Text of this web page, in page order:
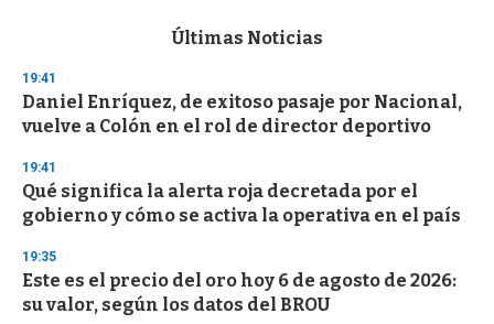
d
s
o
f
3
s
c
n
d
Últimas Noticias
19:41
Daniel Enríquez, de exitoso pasaje por Nacional,
vuelve a Colón en el rol de director deportivo
19:41
Qué significa la alerta roja decretada por el
gobierno y cómo se activa la operativa en el país
19:35
Este es el precio del oro hoy 6 de agosto de 2026:
su valor, según los datos del BROU